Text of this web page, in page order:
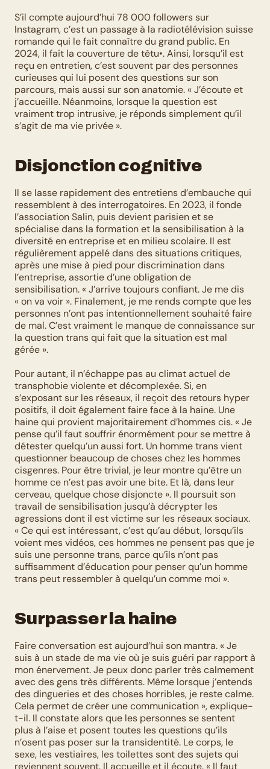
S’il compte aujourd’hui 78 000 followers sur
Instagram, c’est un passage à la radiotélévision suisse
romande qui le fait connaître du grand public. En
2024, il fait la couverture de têtu•. Ainsi, lorsqu’il est
reçu en entretien, c’est souvent par des personnes
curieuses qui lui posent des questions sur son
parcours, mais aussi sur son anatomie. « J’écoute et
j’accueille. Néanmoins, lorsque la question est
vraiment trop intrusive, je réponds simplement qu’il
s’agit de ma vie privée ».
Disjonction cognitive
Il se lasse rapidement des entretiens d’embauche qui
ressemblent à des interrogatoires. En 2023, il fonde
l’association Salin, puis devient parisien et se
spécialise dans la formation et la sensibilisation à la
diversité en entreprise et en milieu scolaire. Il est
régulièrement appelé dans des situations critiques,
après une mise à pied pour discrimination dans
l’entreprise, assortie d’une obligation de
sensibilisation. « J’arrive toujours confiant. Je me dis
« on va voir ». Finalement, je me rends compte que les
personnes n’ont pas intentionnellement souhaité faire
de mal. C’est vraiment le manque de connaissance sur
la question trans qui fait que la situation est mal
gérée ».
Pour autant, il n’échappe pas au climat actuel de
transphobie violente et décomplexée. Si, en
s’exposant sur les réseaux, il reçoit des retours hyper
positifs, il doit également faire face à la haine. Une
haine qui provient majoritairement d’hommes cis. « Je
pense qu’il faut souffrir énormément pour se mettre à
détester quelqu’un aussi fort. Un homme trans vient
questionner beaucoup de choses chez les hommes
cisgenres. Pour être trivial, je leur montre qu’être un
homme ce n’est pas avoir une bite. Et là, dans leur
cerveau, quelque chose disjoncte ». Il poursuit son
travail de sensibilisation jusqu’à décrypter les
agressions dont il est victime sur les réseaux sociaux.
« Ce qui est intéressant, c’est qu’au début, lorsqu’ils
voient mes vidéos, ces hommes ne pensent pas que je
suis une personne trans, parce qu’ils n’ont pas
suffisamment d’éducation pour penser qu’un homme
trans peut ressembler à quelqu’un comme moi ».
Surpasser la haine
Faire conversation est aujourd’hui son mantra. « Je
suis à un stade de ma vie où je suis guéri par rapport à
mon énervement. Je peux donc parler très calmement
avec des gens très différents. Même lorsque j’entends
des dingueries et des choses horribles, je reste calme.
Cela permet de créer une communication », explique-
t-il. Il constate alors que les personnes se sentent
plus à l’aise et posent toutes les questions qu’ils
n’osent pas poser sur la transidentité. Le corps, le
sexe, les vestiaires, les toilettes sont des sujets qui
reviennent souvent. Il accueille et il écoute. « Il faut